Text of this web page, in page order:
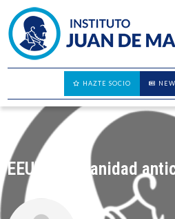
HAZTE SOCIO
EEUU, una sanidad